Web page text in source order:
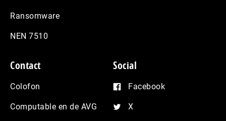
Ransomware
NEN 7510
Contact
Colofon
Computable en de AVG
Social
Facebook
X